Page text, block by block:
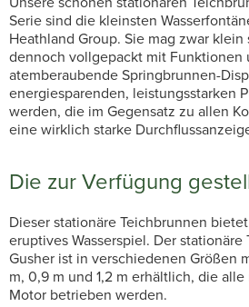
Serie sind die kleinsten
Heathland Group. Sie mag zwar
dennoch vollgepackt mit Funktionen
atemberaubende Springbrunnen-
energiesparenden, leistungsstarken
werden, die im Gegensatz zu allen
eine wirklich starke
Die zur Verfügung
Dieser stationäre Teichbrunnen
eruptives Wasserspiel. Der
Gusher ist in verschiedenen Größen
m, 0,9 m und 1,2 m erhältlich, die
Motor betrieben werden.